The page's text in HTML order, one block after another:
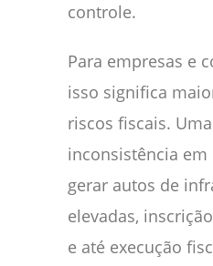
controle.
Para empresas e
isso significa
riscos fiscais.
inconsistência
gerar autos de
elevadas,
e até execução